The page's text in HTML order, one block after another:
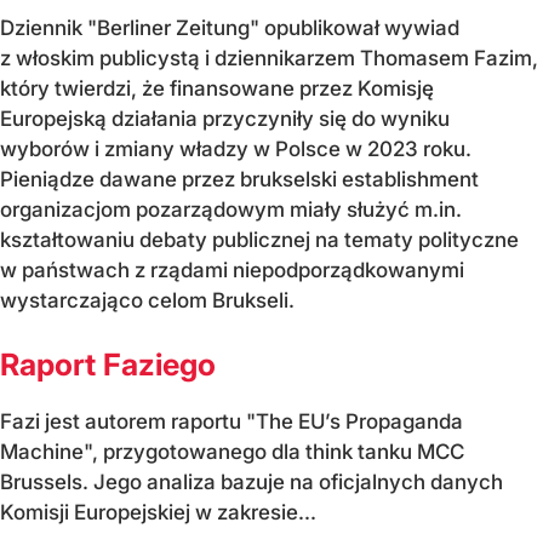
Dziennik "Berliner Zeitung" opublikował wywiad
z włoskim publicystą i dziennikarzem Thomasem Fazim,
który twierdzi, że finansowane przez Komisję
Europejską działania przyczyniły się do wyniku
wyborów i zmiany władzy w Polsce w 2023 roku.
Pieniądze dawane przez brukselski establishment
organizacjom pozarządowym miały służyć m.in.
kształtowaniu debaty publicznej na tematy polityczne
w państwach z rządami niepodporządkowanymi
wystarczająco celom Brukseli.
Raport Faziego
Fazi jest autorem raportu "The EU’s Propaganda
Machine", przygotowanego dla think tanku MCC
Brussels. Jego analiza bazuje na oficjalnych danych
Komisji Europejskiej w zakresie...